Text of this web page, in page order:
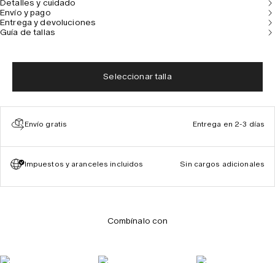
Detalles y cuidado
Envío y pago
Entrega y devoluciones
Guía de tallas
Seleccionar talla
Envío gratis Entrega en 2-3 días
Impuestos y aranceles incluidos Sin cargos adicionales
Combínalo con